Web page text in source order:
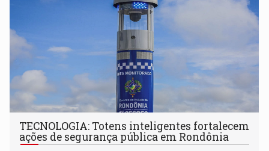
TECNOLOGIA: Totens inteligentes fortalecem
ações de segurança pública em Rondônia